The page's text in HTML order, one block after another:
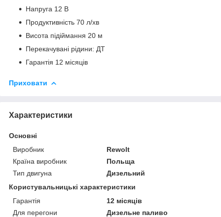
Напруга 12 В
Продуктивність 70 л/хв
Висота підіймання 20 м
Перекачувані рідини: ДТ
Гарантія 12 місяців
Приховати
Характеристики
Основні
Виробник
Rewolt
Країна виробник
Польща
Тип двигуна
Дизельний
Користувальницькі характеристики
Гарантія
12 місяців
Для перегони
Дизельне паливо